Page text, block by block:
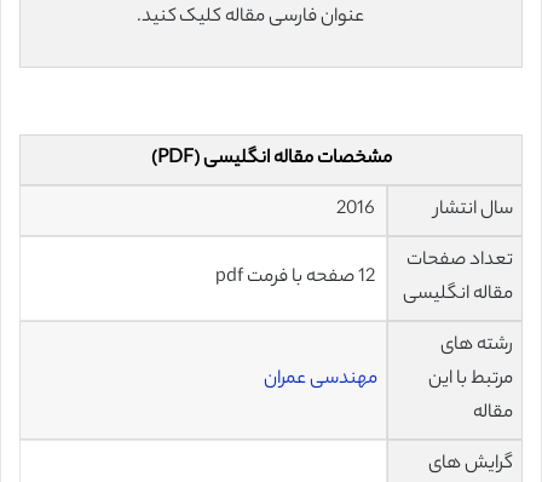
عنوان فارسی مقاله کلیک کنید.
مشخصات مقاله انگلیسی (PDF)
سال انتشار
تعداد صفحات
مقاله انگلیسی
رشته های
مرتبط با این
مقاله
مهندسی عمران
گرایش های